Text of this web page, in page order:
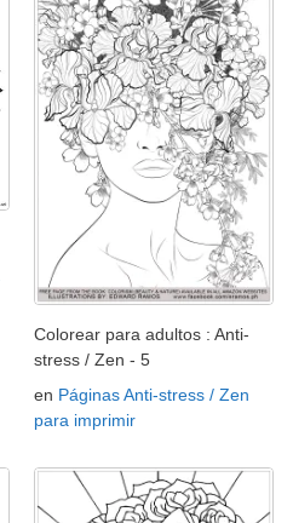
Colorear para adultos : Anti-
stress / Zen - 5
en Páginas Anti-stress / Zen
para imprimir